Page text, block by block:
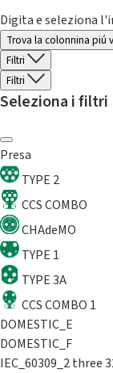
Digita e seleziona
Trova la colonnina piú
Filtri
Filtri
Seleziona i filtri
Presa
TYPE 2
CCS COMBO
CHAdeMO
TYPE 1
TYPE 3A
CCS COMBO 1
DOMESTIC_E
DOMESTIC_F
IEC_60309_2 three